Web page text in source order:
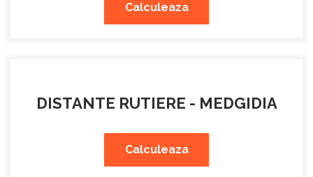
Calculeaza
DISTANTE RUTIERE - MEDGIDIA
Calculeaza